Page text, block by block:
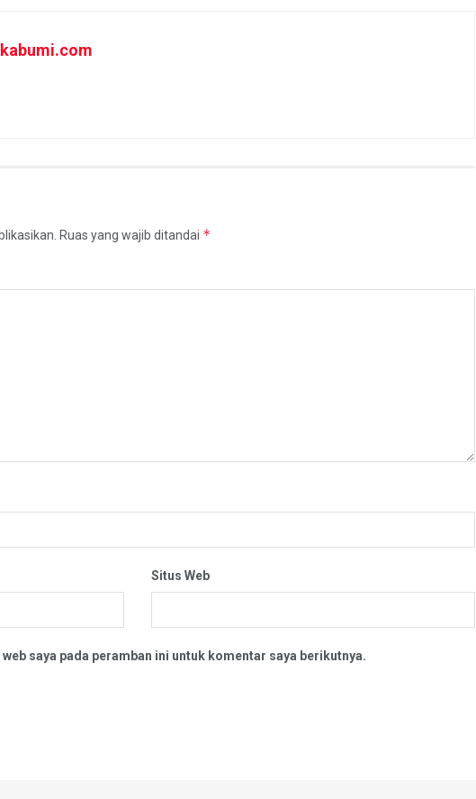
Ruas yang wajib ditandai *
Situs Web
saya pada peramban ini untuk komentar saya berikutnya.